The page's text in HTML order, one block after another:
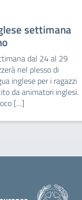
settimana
dal 24 al 29
nel plesso di
inglese per i ragazzi
da animatori inglesi.
[…]